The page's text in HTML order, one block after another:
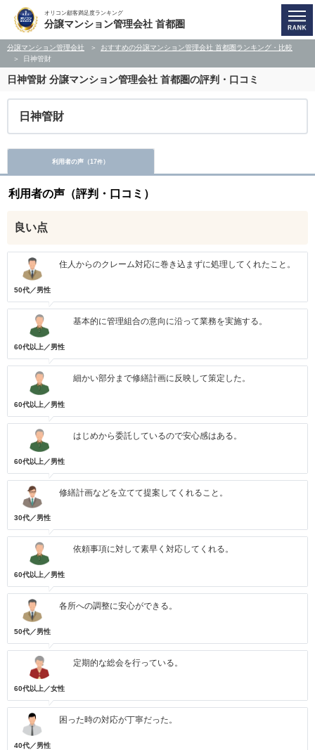
オリコン顧客満足度ランキング
分譲マンション管理会社 首都圏
分譲マンション管理会社
おすすめの分譲マンション管理会社 首都圏ランキング・比較
日神管財
日神管財 分譲マンション管理会社 首都圏の評判・口コミ
日神管財
利用者の声（17件）
利用者の声（評判・口コミ）
良い点
50代／男性
住人からのクレーム対応に巻き込まずに処理してくれたこと。
60代以上／男性
基本的に管理組合の意向に沿って業務を実施する。
60代以上／男性
細かい部分まで修繕計画に反映して策定した。
60代以上／男性
はじめから委託しているので安心感はある。
30代／男性
修繕計画などを立てて提案してくれること。
60代以上／男性
依頼事項に対して素早く対応してくれる。
50代／男性
各所への調整に安心ができる。
60代以上／女性
定期的な総会を行っている。
40代／男性
困った時の対応が丁寧だった。